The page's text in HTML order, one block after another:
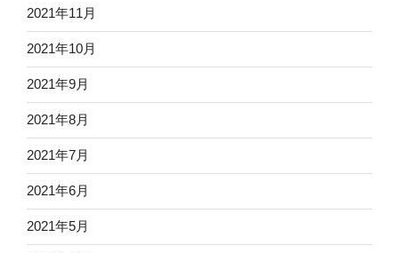
2021年11月
2021年10月
2021年9月
2021年8月
2021年7月
2021年6月
2021年5月